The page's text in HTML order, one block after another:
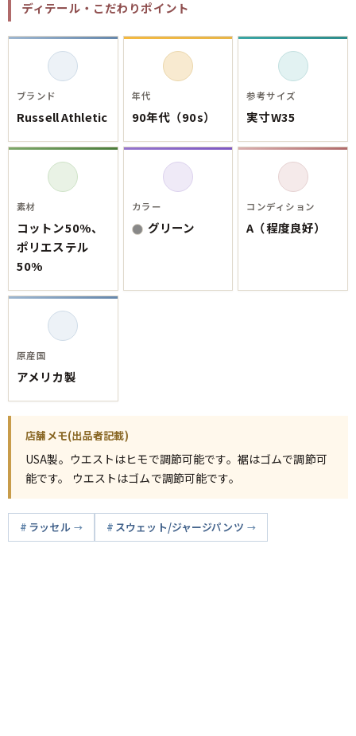
お気に入りリスト
会員登録
メルマガ登録
会社概要
店舗一覧
古着卸売
特定商取引法に基づく表示
プライバシーポリシー
お問い合わせ
ディテール・こだわりポイント
ブランド
Russell Athletic
年代
90年代（90s）
参考サイズ
実寸W35
素材
コットン50%、
ポリエステル
50%
カラー
グリーン
コンディション
A（程度良好）
原産国
アメリカ製
店舗メモ(出品者記載)
USA製。ウエストはヒモで調節可能です。裾はゴムで調節可
能です。 ウエストはゴムで調節可能です。
ラッセル スウェット/ジャージパンツ